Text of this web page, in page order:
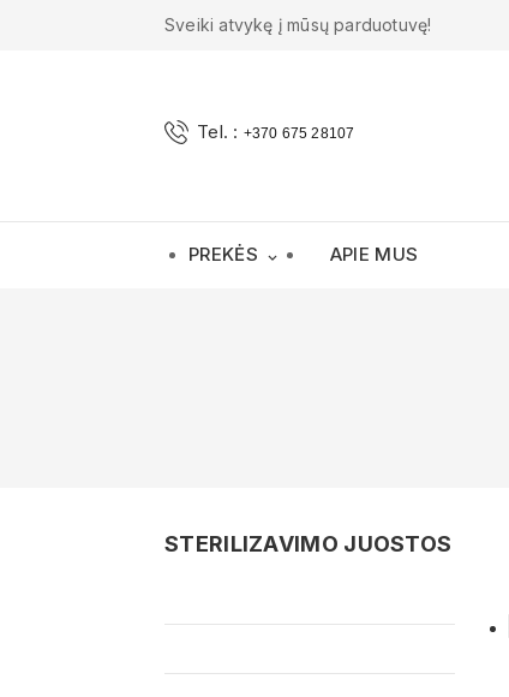
Sveiki atvykę į mūsų parduotuvę!
Tel. : +370 675 28107

PREKĖS APIE MUS
STERILIZAVIMO JUOSTOS